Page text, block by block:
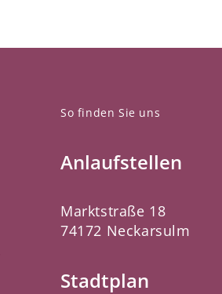
So finden Sie uns
Anlaufstellen
Marktstraße 18
74172 Neckarsulm
Stadtplan